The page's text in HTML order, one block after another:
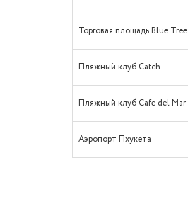
Торговая площадь Blue Tree
Пляжный клуб Catch
Пляжный клуб Cafe del Mar
Аэропорт Пхукета